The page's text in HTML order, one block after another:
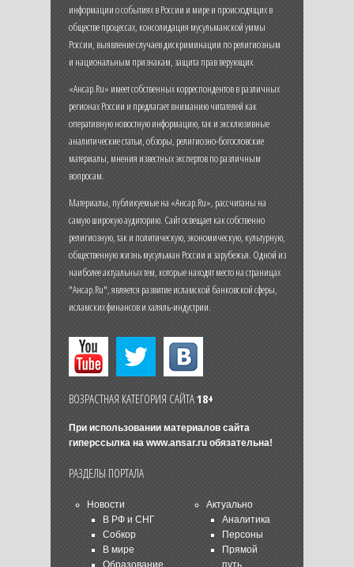
информации о событиях в России и мире и происходящих в
обществе процессах, консолидация мусульманской уммы
России, выявление случаев дискриминации по религиозным
и национальным признакам, защита прав верующих.
«Ансар.Ru» имеет собственных корреспондентов в различных
регионах России и предлагает вниманию читателей как
оперативную новостную информацию, так и эксклюзивные
аналитические статьи, обзоры, религиозно-богословские
материалы, мнения известных экспертов по различным
вопросам.
Материалы, публикуемые на «Ансар.Ru», рассчитаны на
самую широкую аудиторию. Сайт освещает как собственно
религиозную, так и политическую, экономическую, культурную,
общественную жизнь мусульман России и зарубежья. Одной из
наиболее актуальных тем, которые находят место на страницах
"Ансар.Ru", является развитие исламской банковской сферы,
исламских финансов и халяль-индустрии.
ВОЗРАСТНАЯ КАТЕГОРИЯ САЙТА18+
При использовании материалов сайта
гиперссылка на www.ansar.ruобязательна!
РАЗДЕЛЫ ПОРТАЛА
Новости
В РФ и СНГ
Собкор
В мире
Образование
Актуально
Аналитика
Персоны
Прямой
путь